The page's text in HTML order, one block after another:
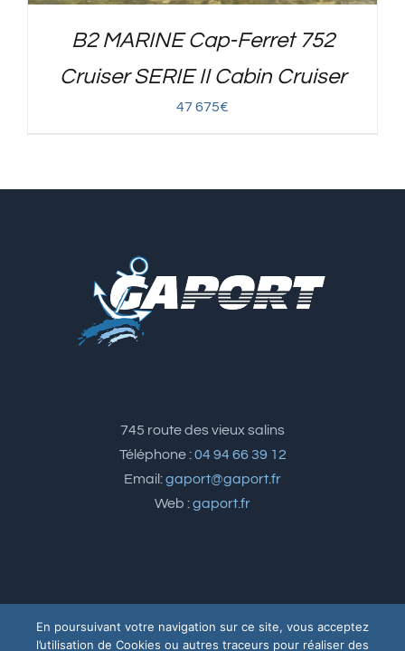
B2 MARINE Cap-Ferret 752
Cruiser SERIE II Cabin Cruiser
47 675€
745 route des vieux salins
Téléphone :04 94 66 39 12
Email:gaport@gaport.fr
Web :gaport.fr
En poursuivant votre navigation sur ce site, vous acceptez
l’utilisation de Cookies ou autres traceurs pour réaliser des